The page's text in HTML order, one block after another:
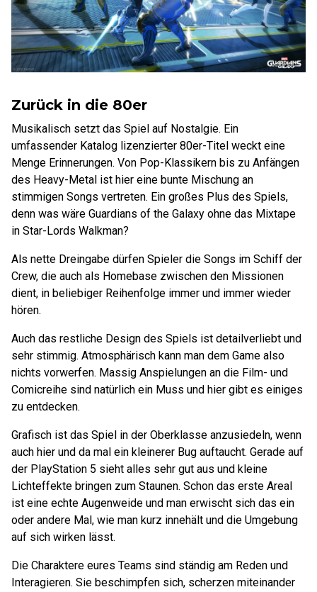
Zurück in die 80er
Musikalisch setzt das Spiel auf Nostalgie. Ein
umfassender Katalog lizenzierter 80er-Titel weckt eine
Menge Erinnerungen. Von Pop-Klassikern bis zu Anfängen
des Heavy-Metal ist hier eine bunte Mischung an
stimmigen Songs vertreten. Ein großes Plus des Spiels,
denn was wäre Guardians of the Galaxy ohne das Mixtape
in Star-Lords Walkman?
Als nette Dreingabe dürfen Spieler die Songs im Schiff der
Crew, die auch als Homebase zwischen den Missionen
dient, in beliebiger Reihenfolge immer und immer wieder
hören.
Auch das restliche Design des Spiels ist detailverliebt und
sehr stimmig. Atmosphärisch kann man dem Game also
nichts vorwerfen. Massig Anspielungen an die Film- und
Comicreihe sind natürlich ein Muss und hier gibt es einiges
zu entdecken.
Grafisch ist das Spiel in der Oberklasse anzusiedeln, wenn
auch hier und da mal ein kleinerer Bug auftaucht. Gerade auf
der PlayStation 5 sieht alles sehr gut aus und kleine
Lichteffekte bringen zum Staunen. Schon das erste Areal
ist eine echte Augenweide und man erwischt sich das ein
oder andere Mal, wie man kurz innehält und die Umgebung
auf sich wirken lässt.
Die Charaktere eures Teams sind ständig am Reden und
Interagieren. Sie beschimpfen sich, scherzen miteinander